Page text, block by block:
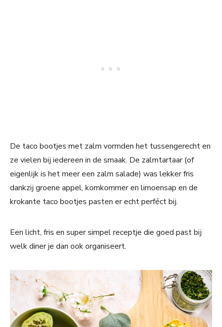
De taco bootjes met zalm vormden het tussengerecht en
ze vielen bij iedereen in de smaak. De zalmtartaar (of
eigenlijk is het meer een zalm salade) was lekker fris
dankzij groene appel, komkommer en limoensap en de
krokante taco bootjes pasten er echt perféct bij.
Een licht, fris en super simpel receptje die goed past bij
welk diner je dan ook organiseert.